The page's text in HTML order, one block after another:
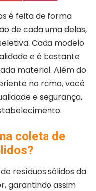
é feita de forma
de cada uma delas,
Cada modelo
e é bastante
material. Além do
no ramo, você
e segurança,
coleta de
resíduos sólidos da
garantindo assim